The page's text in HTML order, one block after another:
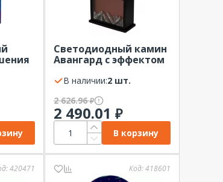
Светодиодный камин
Авангард с эффектом
30х13х30см с USB
В наличии:
2 шт.
2 626.96₽
2 490.01 ₽
В корзину
420471 Код:418601